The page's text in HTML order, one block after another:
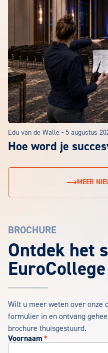
Edu van de Walle - 5 augustus
Hoe word je
MEER
EuroCollege Brochure
BROCHURE
Ontdek het
EuroCollege
Wilt u meer weten over onze
formulier in en ontvang
brochure thuisgestuurd.
Voornaam *